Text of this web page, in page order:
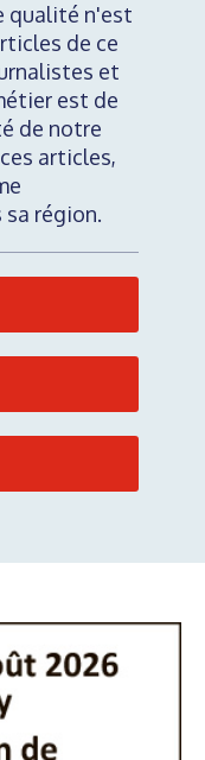
qualité n'est
de ce
et
est de
de notre
articles,
région.